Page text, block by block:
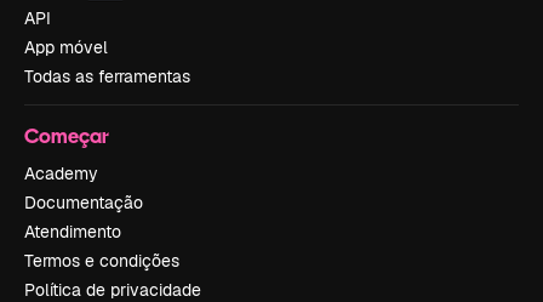
API
App móvel
Todas as ferramentas
Começar
Academy
Documentação
Atendimento
Termos e condições
Política de privacidade